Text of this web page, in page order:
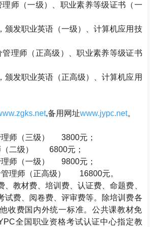
理师（一级）、职业素养等级证书（一
颁发职业英语（一级）、计算机应用技
管理师（正高级）、职业素养等级证书
颁发职业英语（正高级）、计算机应用
,备用网址www.jypc.net。
师（三级） 3800元；
二级） 6800元；
师（一级） 9800元；
理师（正高级） 16800元。
、教材费、培训费、认证费、命题费、
试费、阅卷费、评审费等。除培训费各
收费国内外统一标准。公共课教材免
全国职业资格考试认证中心指定教